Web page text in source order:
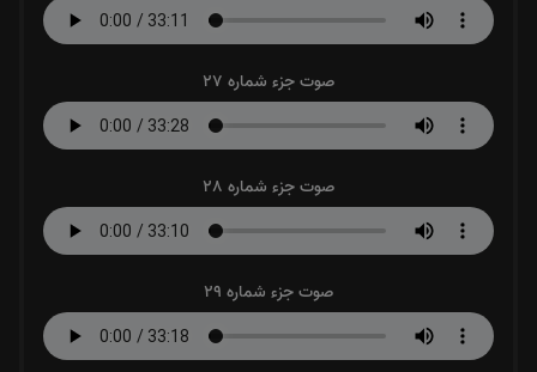
صوت جزء شماره 27
صوت جزء شماره 28
صوت جزء شماره 29